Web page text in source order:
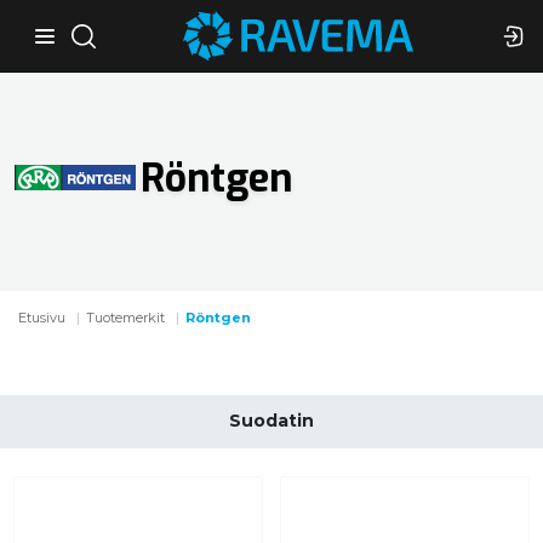
Etusivu Tuotemerkit Röntgen
Röntgen
Suodatin